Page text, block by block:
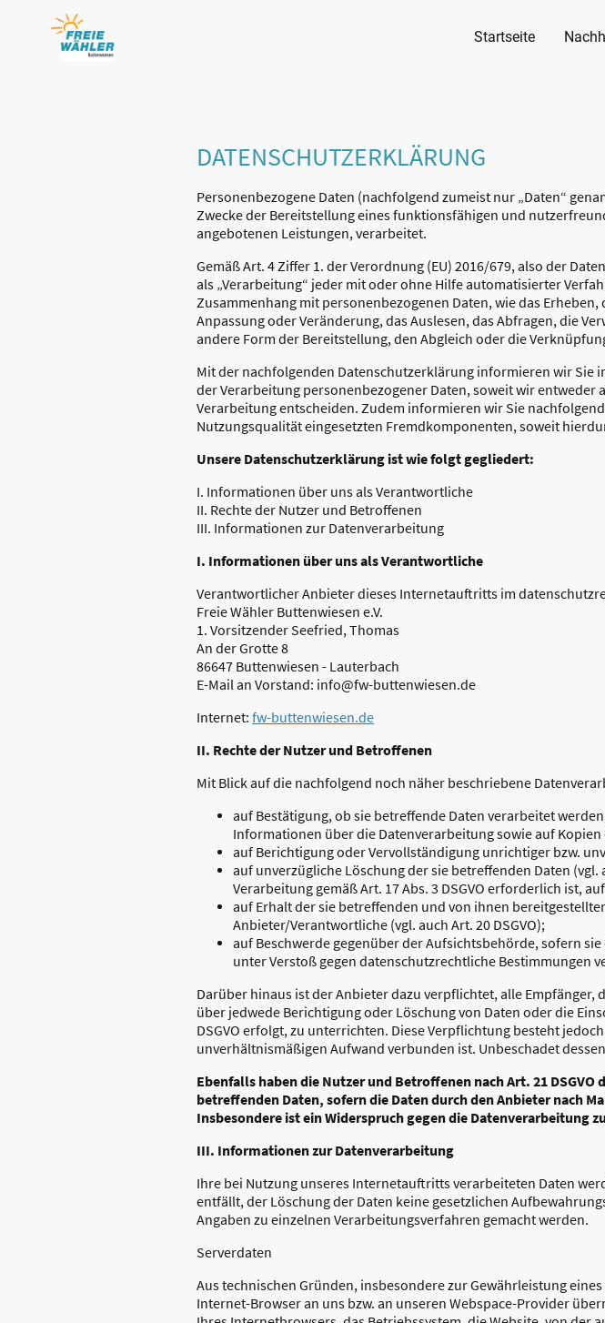
Startseite
DATENSCHUTZERKLÄRUNG
Personenbezogene Daten (nachfolgend zumeist nur „Daten“
Zwecke der Bereitstellung eines funktionsfähigen und
angebotenen Leistungen, verarbeitet.
Gemäß Art. 4 Ziffer 1. der Verordnung (EU) 2016/679, also der
als „Verarbeitung“ jeder mit oder ohne Hilfe automatisierter
Zusammenhang mit personenbezogenen Daten, wie das
Anpassung oder Veränderung, das Auslesen, das Abfragen, die
andere Form der Bereitstellung, den Abgleich oder die
Mit der nachfolgenden Datenschutzerklärung informieren wir Sie
der Verarbeitung personenbezogener Daten, soweit wir
Verarbeitung entscheiden. Zudem informieren wir Sie
Nutzungsqualität eingesetzten Fremdkomponenten, soweit
Unsere Datenschutzerklärung ist wie folgt gegliedert:
I. Informationen über uns als Verantwortliche
II. Rechte der Nutzer und Betroffenen
III. Informationen zur Datenverarbeitung
I. Informationen über uns als Verantwortliche
Verantwortlicher Anbieter dieses Internetauftritts im
Freie Wähler Buttenwiesen e.V.
1. Vorsitzender Seefried, Thomas
An der Grotte 8
86647 Buttenwiesen - Lauterbach
E-Mail an Vorstand: info@fw-buttenwiesen.de
Internet: fw-buttenwiesen.de
II. Rechte der Nutzer und Betroffenen
Mit Blick auf die nachfolgend noch näher beschriebene
auf Bestätigung, ob sie betreffende Daten verarbeitet
Informationen über die Datenverarbeitung sowie auf Kopien
auf Berichtigung oder Vervollständigung unrichtiger bzw.
auf unverzügliche Löschung der sie betreffenden Daten
Verarbeitung gemäß Art. 17 Abs. 3 DSGVO erforderlich ist,
auf Erhalt der sie betreffenden und von ihnen
Anbieter/Verantwortliche (vgl. auch Art. 20 DSGVO);
auf Beschwerde gegenüber der Aufsichtsbehörde, sofern
unter Verstoß gegen datenschutzrechtliche Bestimmungen
Darüber hinaus ist der Anbieter dazu verpflichtet, alle
über jedwede Berichtigung oder Löschung von Daten oder die
DSGVO erfolgt, zu unterrichten. Diese Verpflichtung besteht
unverhältnismäßigen Aufwand verbunden ist. Unbeschadet
Ebenfalls haben die Nutzer und Betroffenen nach Art. 21
betreffenden Daten, sofern die Daten durch den Anbieter nach
Insbesondere ist ein Widerspruch gegen die Datenverarbeitung
III. Informationen zur Datenverarbeitung
Ihre bei Nutzung unseres Internetauftritts verarbeiteten Daten
entfällt, der Löschung der Daten keine gesetzlichen
Angaben zu einzelnen Verarbeitungsverfahren gemacht werden.
Serverdaten
Aus technischen Gründen, insbesondere zur Gewährleistung
Internet-Browser an uns bzw. an unseren Webspace-Provider